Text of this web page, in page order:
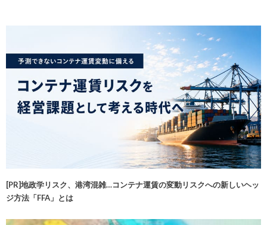
[PR]地政学リスク、港湾混雑…コンテナ運賃の変動リスクへの新しいヘッ
ジ方法「FFA」とは